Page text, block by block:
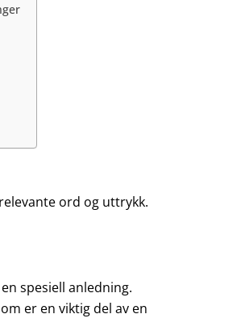
ord og uttrykk.
spesiell anledning.
er en viktig del av en